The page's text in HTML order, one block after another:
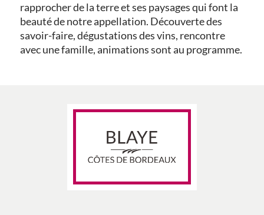
rapprocher de la terre et ses paysages qui font la
beauté de notre appellation. Découverte des
savoir-faire, dégustations des vins, rencontre
avec une famille, animations sont au programme.